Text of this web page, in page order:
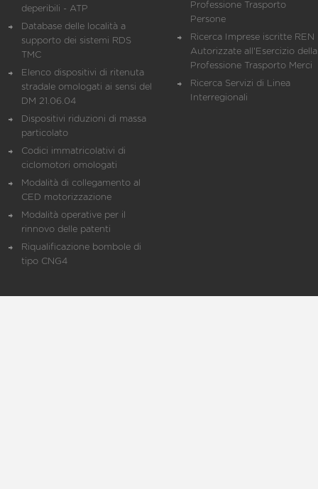
deperibili - ATP
Database delle località a
supporto dei sistemi RDS
TMC
Elenco dispositivi di ritenuta
stradale omologati ai sensi del
DM 21.06.04
Dispositivi riduzioni di massa
particolato
Codici immatricolativi di
ciclomotori omologati
Modalità di collegamento al
CED motorizzazione
Modalità operative per il
rinnovo delle patenti
Riqualificazione bombole di
tipo CNG4
Professione Trasporto
Persone
Ricerca Imprese iscritte REN
Autorizzate all'Esercizio della
Professione Trasporto Merci
Ricerca Servizi di Linea
Interregionali